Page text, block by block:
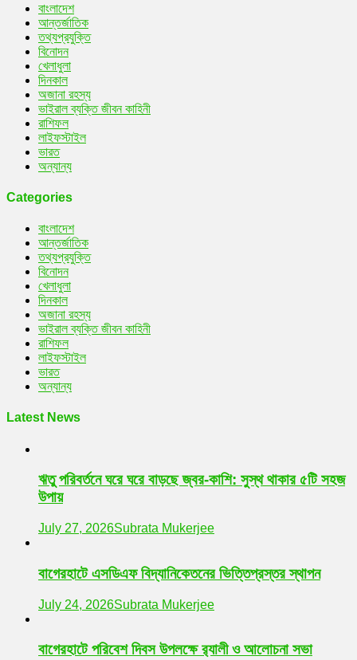
বাংলাদেশ
আন্তর্জাতিক
তথ্যপ্রযুক্তি
বিনোদন
খেলাধুলা
দিনকাল
অজানা রহস্য
ভাইরাল ব্যক্তি জীবন কাহিনী
রাশিফল
লাইফস্টাইল
ভারত
অন্যান্য
Categories
বাংলাদেশ
আন্তর্জাতিক
তথ্যপ্রযুক্তি
বিনোদন
খেলাধুলা
দিনকাল
অজানা রহস্য
ভাইরাল ব্যক্তি জীবন কাহিনী
রাশিফল
লাইফস্টাইল
ভারত
অন্যান্য
Latest News
ঋতু পরিবর্তনে ঘরে ঘরে বাড়ছে জ্বর-কাশি: সুস্থ থাকার ৫টি সহজ
উপায়
July 27, 2026Subrata Mukerjee
বাগেরহাটে এসডিএফ বিদ্যানিকেতনের ভিত্তিপ্রস্তর স্থাপন
July 24, 2026Subrata Mukerjee
বাগেরহাটে পরিবেশ দিবস উপলক্ষে র‌্যালী ও আলোচনা সভা